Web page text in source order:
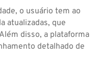
o usuário tem ao
atualizadas, que
disso, a plataforma
detalhado de